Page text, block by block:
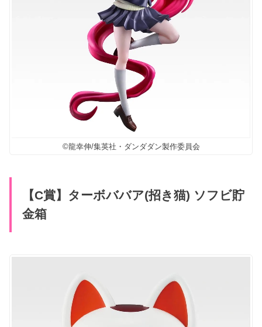
©龍幸伸/集英社・ダンダダン製作委員会
【C賞】ターボババア(招き猫) ソフビ貯
金箱